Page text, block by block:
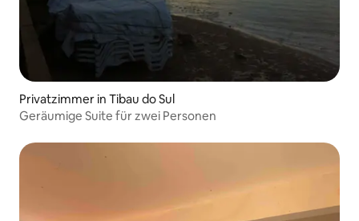
Privatzimmer in Tibau do Sul
Geräumige Suite für zwei Personen